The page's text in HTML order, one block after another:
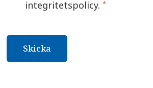
integritetspolicy. *